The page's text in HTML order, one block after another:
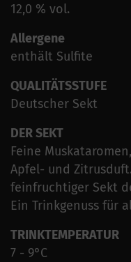
12,0 % vol.
Allergene
enthält Sulfite
QUALITÄTSSTUFE
Deutscher Sekt
DER SEKT
Feine
Apfel- und
feinfruchtiger Sekt
Ein Trinkgenuss für
TRINKTEMPERATUR
7 - 9°C